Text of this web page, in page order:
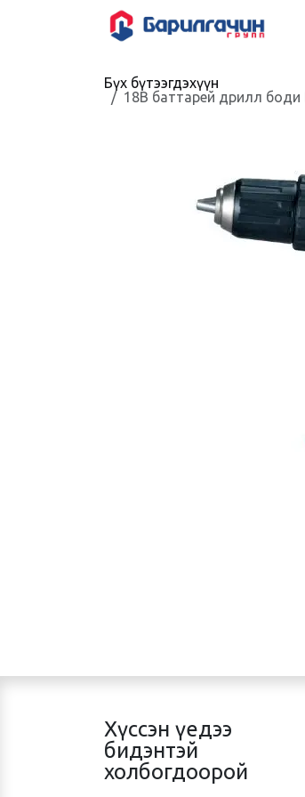
Бүх бүтээгдэхүүн
18В баттарей дрилл боди
Хүссэн үедээ
бидэнтэй
холбогдоорой